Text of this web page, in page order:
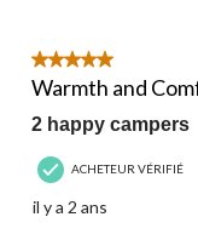
5 étoile(s) sur 5.
Warmth and
2 happy campers
ACHETEUR VÉRIFIÉ
il y a 2 ans